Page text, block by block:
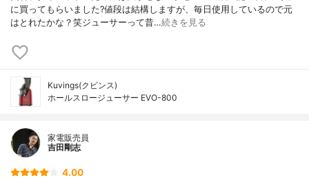
に買ってもらいました?値段は結構しますが、毎日使用しているので元
はとれたかな？笑ジューサーって昔…続きを見る
Kuvings(クビンス)
ホールスロージューサー EVO-800
家電販売員
吉田剛志
4.00